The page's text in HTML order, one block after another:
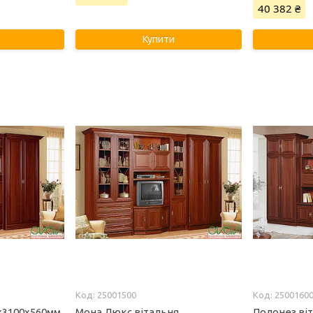
Купити
40 382 ₴
25001500